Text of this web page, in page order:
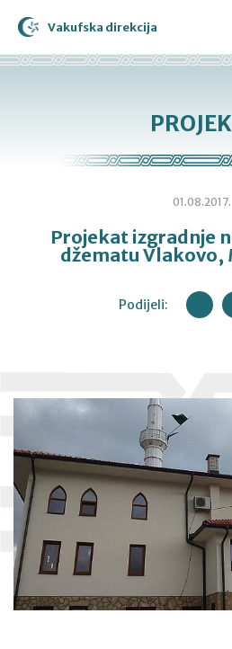
Vakufska direkcija
01.08.2017.
Projekat izgradnje
džematu Vlakovo,
Podijeli: